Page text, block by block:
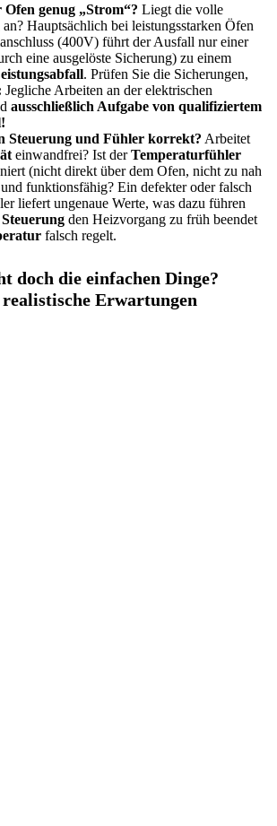
genug „Strom“? Liegt die volle
Hauptsächlich bei leistungsstarken Öfen
(400V) führt der Ausfall nur einer
eine ausgelöste Sicherung) zu einem
. Prüfen Sie die Sicherungen,
Jegliche Arbeiten an der elektrischen
ausschließlich Aufgabe von qualifiziertem
Steuerung und Fühler korrekt? Arbeitet
einwandfrei? Ist derTemperaturfühler
(nicht direkt über dem Ofen, nicht zu nah
funktionsfähig? Ein defekter oder falsch
liefert ungenaue Werte, was dazu führen
Steuerung den Heizvorgang zu früh beendet
falsch regelt.
doch die einfachen Dinge?
Erwartungen